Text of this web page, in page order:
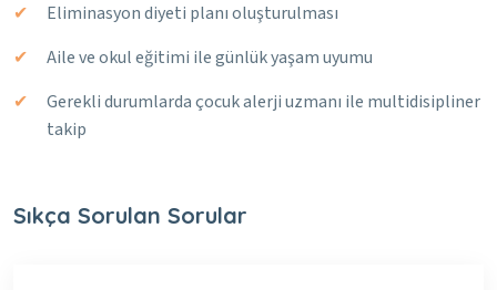
Eliminasyon diyeti planı oluşturulması
Aile ve okul eğitimi ile günlük yaşam uyumu
Gerekli durumlarda çocuk alerji uzmanı ile multidisipliner
takip
Sıkça Sorulan Sorular